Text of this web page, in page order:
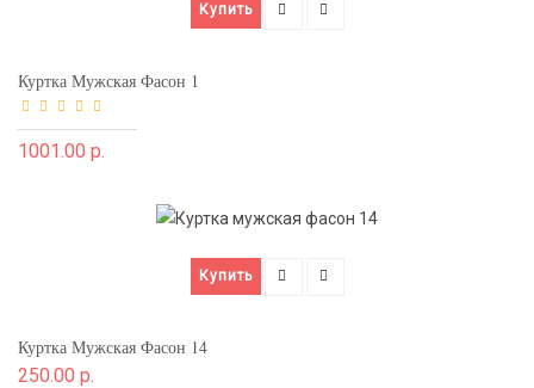
Купить
Куртка Мужская Фасон 1
1001.00 р.
Купить
Куртка Мужская Фасон 14
250.00 р.